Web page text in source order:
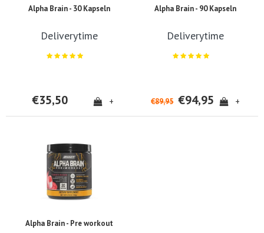
Alpha Brain - 30 Kapseln
Deliverytime
€35,50 +
Alpha Brain - 90 Kapseln
Deliverytime
€89,95 €94,95 +
Alpha Brain - Pre workout